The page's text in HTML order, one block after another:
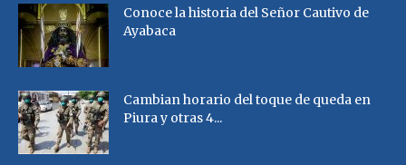
Conoce la historia del Señor Cautivo de
Ayabaca
Cambian horario del toque de queda en
Piura y otras 4...